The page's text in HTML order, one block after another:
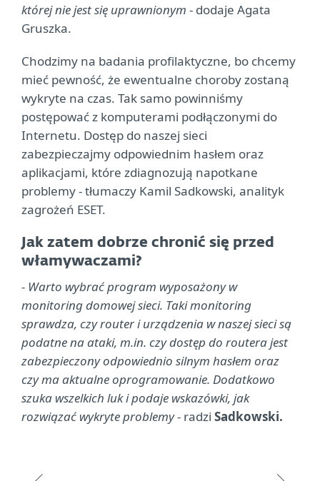
której nie jest się uprawnionym - dodaje Agata
Gruszka.
Chodzimy na badania profilaktyczne, bo chcemy
mieć pewność, że ewentualne choroby zostaną
wykryte na czas. Tak samo powinniśmy
postępować z komputerami podłączonymi do
Internetu. Dostęp do naszej sieci
zabezpieczajmy odpowiednim hasłem oraz
aplikacjami, które zdiagnozują napotkane
problemy - tłumaczy Kamil Sadkowski, analityk
zagrożeń ESET.
Jak zatem dobrze chronić się przed
włamywaczami?
- Warto wybrać program wyposażony w
monitoring domowej sieci. Taki monitoring
sprawdza, czy router i urządzenia w naszej sieci są
podatne na ataki, m.in. czy dostęp do routera jest
zabezpieczony odpowiednio silnym hasłem oraz
czy ma aktualne oprogramowanie. Dodatkowo
szuka wszelkich luk i podaje wskazówki, jak
rozwiązać wykryte problemy- radzi Sadkowski.